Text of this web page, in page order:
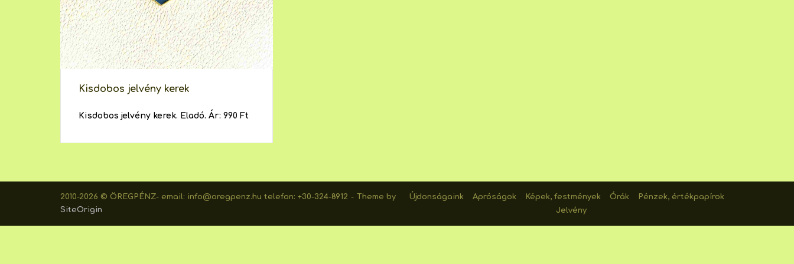
Kisdobos jelvény kerek
Kisdobos jelvény kerek. Eladó. Ár: 990 Ft
2010-2026 © ÖREGPÉNZ- email: info@oregpenz.hu telefon: +30-324-8912
Theme by
SiteOrigin
Újdonságaink Apróságok Képek, festmények Órák
Pénzek, értékpapírok
Jelvény